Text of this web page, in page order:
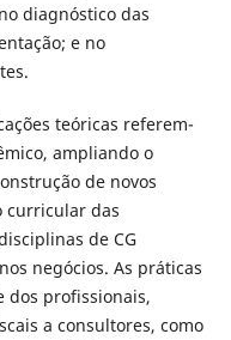
diagnóstico das
e no
teóricas referem-
ampliando o
de novos
curricular das
de CG
negócios. As práticas
dos profissionais,
a consultores, como